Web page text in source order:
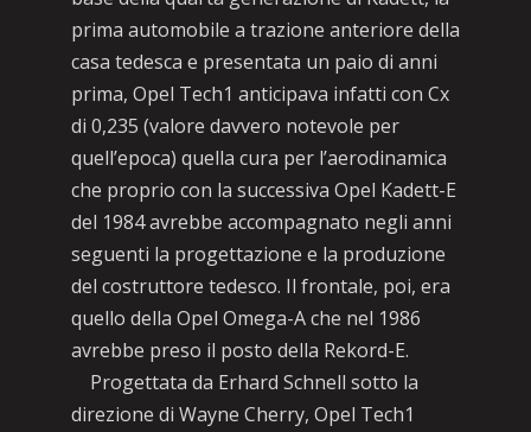
prima automobile a trazione anteriore della
casa tedesca e presentata un paio di anni
prima, Opel Tech1 anticipava infatti con Cx
di 0,235 (valore davvero notevole per
quell’epoca) quella cura per l’aerodinamica
che proprio con la successiva Opel Kadett-E
del 1984 avrebbe accompagnato negli anni
seguenti la progettazione e la produzione
del costruttore tedesco. Il frontale, poi, era
quello della Opel Omega-A che nel 1986
avrebbe preso il posto della Rekord-E.
Progettata da Erhard Schnell sotto la
direzione di Wayne Cherry, Opel Tech1